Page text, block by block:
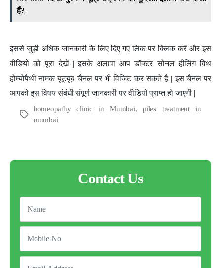
हैं?
इससे जुड़ी अधिक जानकारी के लिए दिए गए लिंक पर क्लिक करें और इस
वीडियो को पूरा देखें | इसके अलावा आप डॉक्टर सोनल हीलिंग विथ
होम्योपैथी नामक यूट्यूब चैनल पर भी विजिट कर सकते है | इस चैनल पर
आपको इस विषय संबंधी संपूर्ण जानकारी पर वीडियो प्राप्त हो जाएगी |
Tags
homeopathy clinic in Mumbai,piles treatment in
mumbai
Contact Us